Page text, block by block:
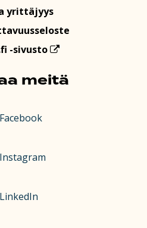
yrittäjyys
-sivusto
meitä
Facebookissa
Facebook
Instagramissa
Instagram
LinkedInissä
LinkedIn